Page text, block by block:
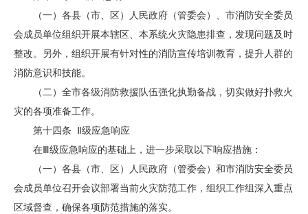
（一）各县（市、区）人民政府（管委会）、市消防安全委员
会成员单位组织开展本辖区、本系统火灾隐患排查，发现问题及时
整改。另外，组织开展有针对性的消防宣传培训教育，提升人群的
消防意识和技能。
（二）全市各级消防救援队伍强化执勤备战，切实做好扑救火
灾的各项准备工作。
第十四条 Ⅱ级应急响应
在Ⅲ级应急响应的基础上，进一步采取以下响应措施：
（一）各县（市、区）人民政府（管委会）和市消防安全委员
会成员单位召开会议部署当前火灾防范工作，组织工作组深入重点
区域督查，确保各项防范措施的落实。